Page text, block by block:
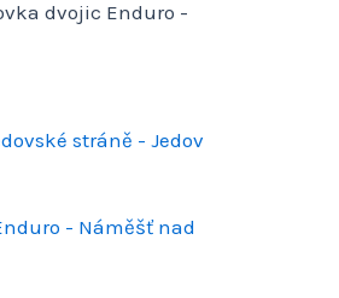
dvojic Enduro -
stráně - Jedov
- Náměšť nad